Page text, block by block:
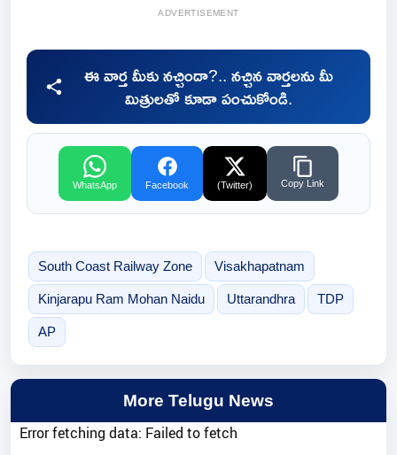
ADVERTISEMENT
ఈ వార్త మీకు నచ్చిందా?.. నచ్చిన వార్తలను మీ
మిత్రులతో కూడా పంచుకోండి.
WhatsApp Facebook (Twitter) Copy Link
South Coast Railway Zone Visakhapatnam
Kinjarapu Ram Mohan Naidu Uttarandhra TDP
AP
More Telugu News
Error fetching data: Failed to fetch